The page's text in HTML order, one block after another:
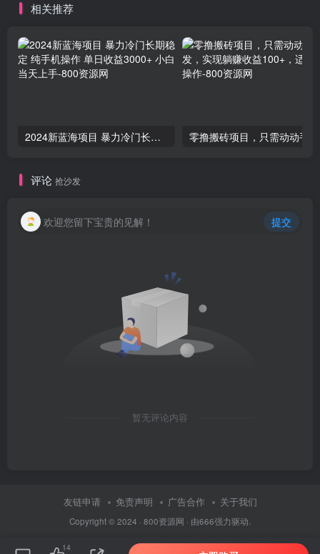
相关推荐
2024新蓝海项目 暴力冷门长期稳定 纯手机操作 单日收益3000+ 小白当天上手
评论 抢沙发
欢迎您留下宝贵的见解！ 提交
暂无评论内容
友链申请 免责声明 广告合作 关于我们
Copyright © 2024 · 800资源网 · 由666强力驱动.
14